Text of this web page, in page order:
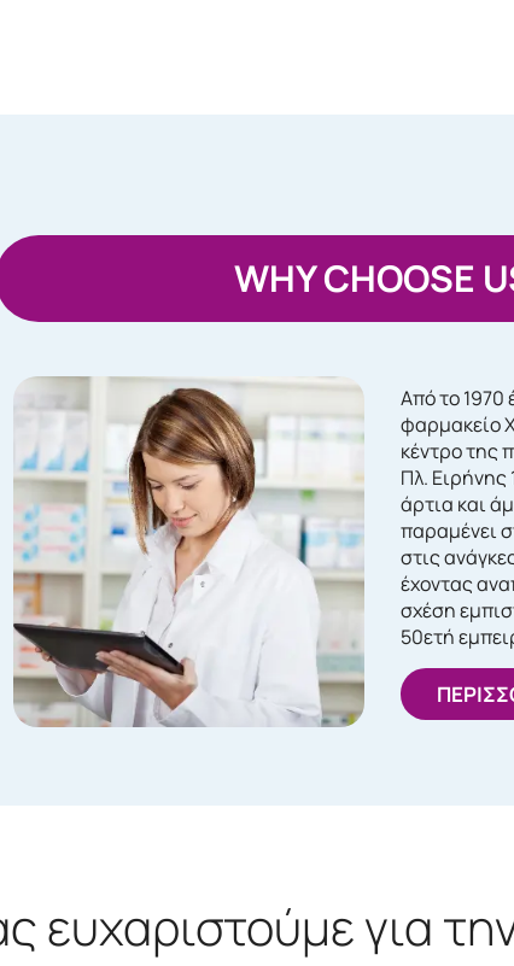
WHY CHOOSE
Από το 1970
φαρμακείο
κέντρο της
Πλ. Ειρήνης
άρτια και
παραμένει
στις
έχοντας
σχέση
50ετή
ευχαριστούμε για